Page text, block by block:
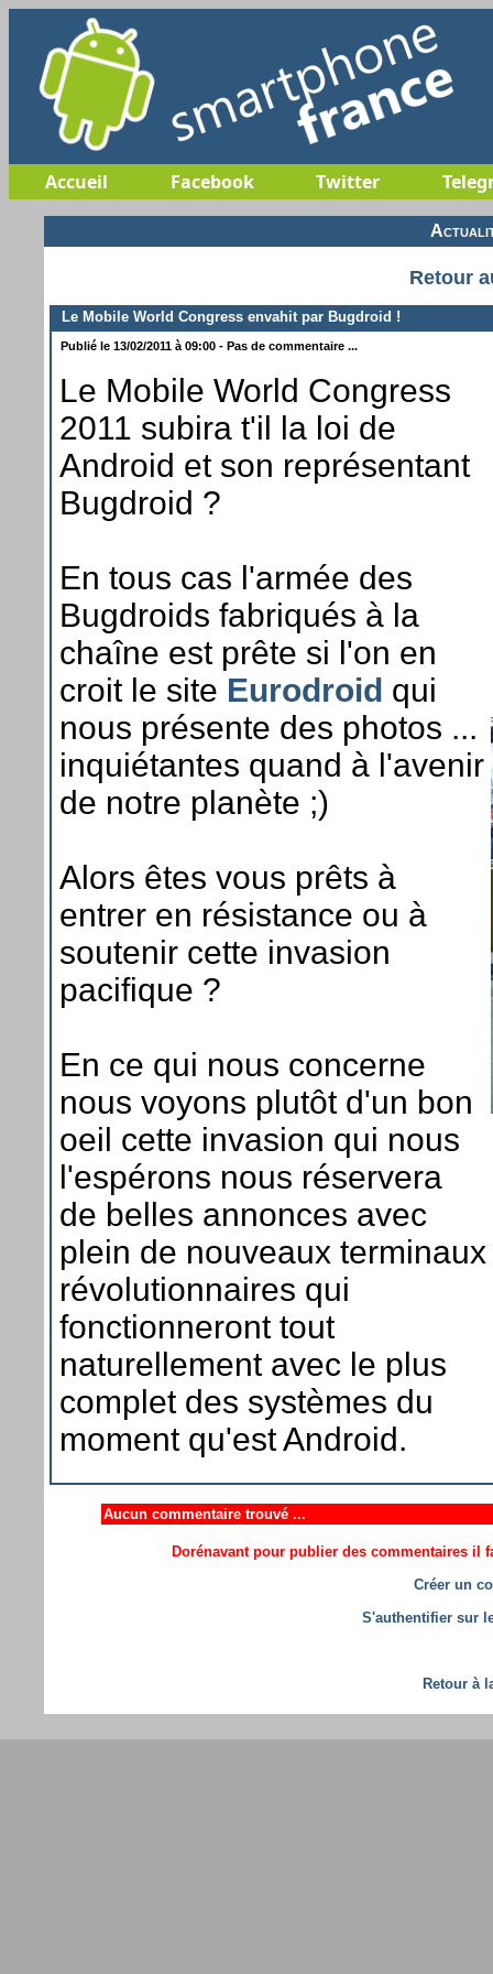
Accueil Facebook Twitter
Retour
Le Mobile World Congress envahit par Bugdroid !
Publié le 13/02/2011 à 09:00 - Pas de commentaire ...
Le Mobile World Congress
2011 subira t'il la loi de
Android et son représentant
Bugdroid ?
En tous cas l'armée des
Bugdroids fabriqués à la
chaîne est prête si l'on en
croit le site Eurodroid qui
nous présente des photos ...
inquiétantes quand à l'avenir
de notre planète ;)
Alors êtes vous prêts à
entrer en résistance ou à
soutenir cette invasion
pacifique ?
En ce qui nous concerne
nous voyons plutôt d'un bon
oeil cette invasion qui nous
l'espérons nous réservera
de belles annonces avec
plein de nouveaux terminaux
révolutionnaires qui
fonctionneront tout
naturellement avec le plus
complet des systèmes du
moment qu'est Android.
Aucun commentaire trouvé ...
Dorénavant pour publier des commentaires il
Créer un
S'authentifier sur
Retour à